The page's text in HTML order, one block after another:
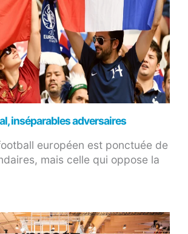
inséparables adversaires
européen est ponctuée de
mais celle qui oppose la